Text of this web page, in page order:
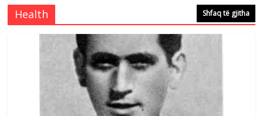
e invalidëve në Fushë Kosovë
Comments Off
Çlirimtari Agron Gërvalla me takime pune
në atdhe të shoqerisë Levizja
August 3, 2026 Comments Off
Health Shfaq të gjitha